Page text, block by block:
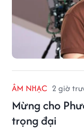
ÂM NHẠC 2 giờ
Mừng cho
trọng đại